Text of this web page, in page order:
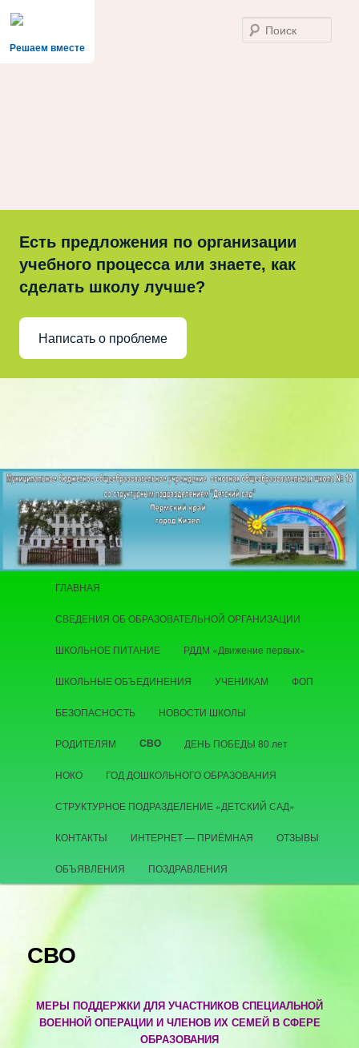
Решаем вместе
Есть предложения по организации
учебного процесса или знаете, как
сделать школу лучше?
Написать о проблеме
Перейти к основному содержимому
ГЛАВНАЯ
СВЕДЕНИЯ ОБ ОБРАЗОВАТЕЛЬНОЙ ОРГАНИЗАЦИИ
ШКОЛЬНОЕ ПИТАНИЕ РДДМ «Движение первых»
ШКОЛЬНЫЕ ОБЪЕДИНЕНИЯ УЧЕНИКАМ ФОП
БЕЗОПАСНОСТЬ НОВОСТИ ШКОЛЫ
РОДИТЕЛЯМ СВО ДЕНЬ ПОБЕДЫ 80 лет
НОКО ГОД ДОШКОЛЬНОГО ОБРАЗОВАНИЯ
СТРУКТУРНОЕ ПОДРАЗДЕЛЕНИЕ «ДЕТСКИЙ САД»
КОНТАКТЫ ИНТЕРНЕТ — ПРИЁМНАЯ ОТЗЫВЫ
ОБЪЯВЛЕНИЯ ПОЗДРАВЛЕНИЯ
СВО
МЕРЫ ПОДДЕРЖКИ ДЛЯ УЧАСТНИКОВ СПЕЦИАЛЬНОЙ
ВОЕННОЙ ОПЕРАЦИИ И ЧЛЕНОВ ИХ СЕМЕЙ В СФЕРЕ
ОБРАЗОВАНИЯ